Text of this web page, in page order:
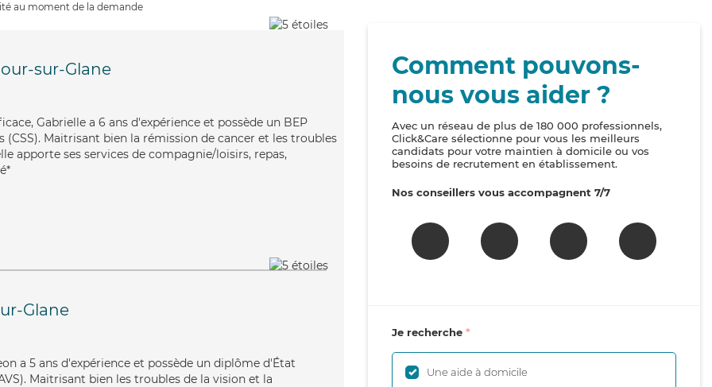
au moment de la demande
sur-Glane
Gabrielle a 6 ans d'expérience et possède un BEP
(CSS). Maitrisant bien la rémission de cancer et les troubles
apporte ses services de compagnie/loisirs, repas,
Glane
a 5 ans d'expérience et possède un diplôme d'État
Maitrisant bien les troubles de la vision et la
Comment pouvons-
nous vous aider ?
Avec un réseau de plus de 180 000 professionnels,
Click&Care sélectionne pour vous les meilleurs
candidats pour votre maintien à domicile ou vos
besoins de recrutement en établissement.
Nos conseillers vous accompagnent 7/7
Je recherche
Une aide à domicile